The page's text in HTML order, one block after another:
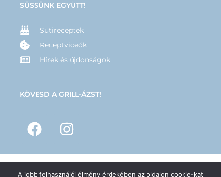
SÜSSÜNK EGYÜTT!
Sütireceptek
Receptvideók
Hírek és újdonságok
KÖVESD A GRILL-ÁZST!
A jobb felhasználói élmény érdekében az oldalon cookie-kat